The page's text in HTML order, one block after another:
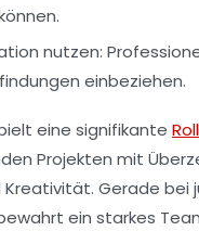
nutzen:
einbeziehen.
eine signifikante
Projekten mit
Gerade bei
ein starkes